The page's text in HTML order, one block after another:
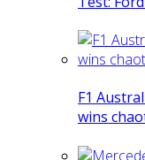
F1
wins